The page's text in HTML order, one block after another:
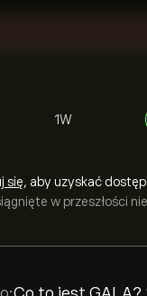
1W
się, aby uzyskać
w przeszłości